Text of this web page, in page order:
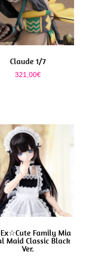
Claude 1/7
321,00€
Family Mia
Maid Classic Black
Ver.